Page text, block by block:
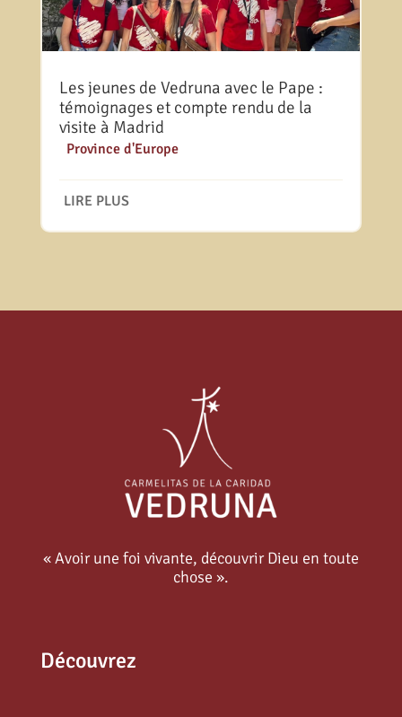
Les jeunes de Vedruna avec le Pape :
témoignages et compte rendu de la
visite à Madrid
Province d'Europe
LIRE PLUS
« Avoir une foi vivante, découvrir Dieu en toute
chose ».
Découvrez